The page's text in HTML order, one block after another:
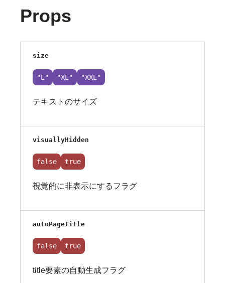
Props
size
"L" "XL" "XXL"
テキストのサイズ
visuallyHidden
false true
視覚的に非表示にするフラグ
autoPageTitle
false true
title要素の自動生成フラグ